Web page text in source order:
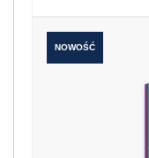
NOWOŚĆ